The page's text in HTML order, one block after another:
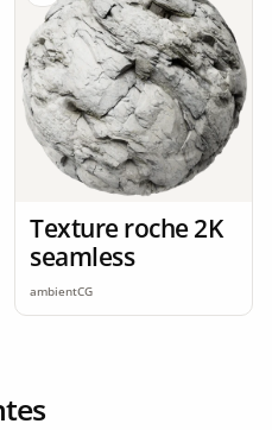
Texture roche 2K
seamless
ambientCG